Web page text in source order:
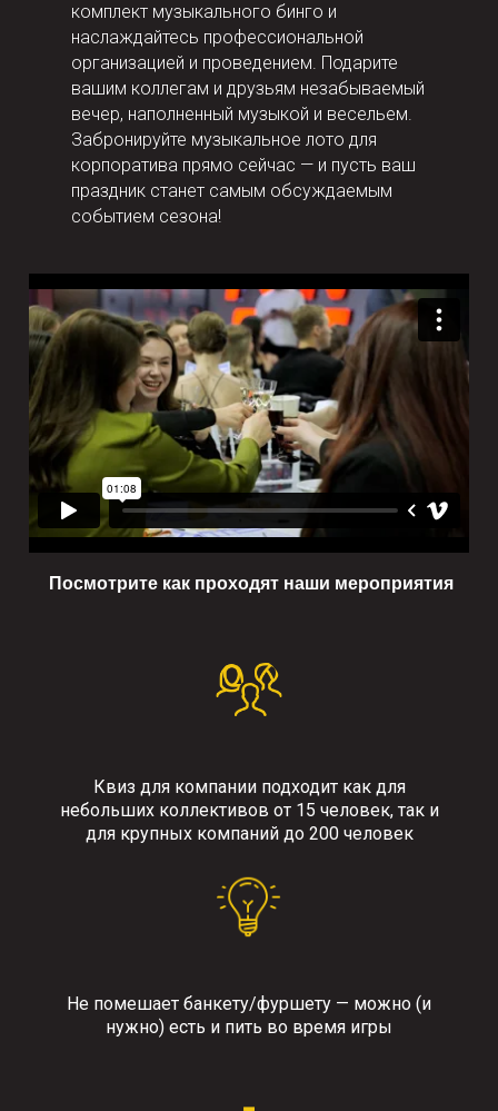
комплект музыкального бинго и
наслаждайтесь профессиональной
организацией и проведением. Подарите
вашим коллегам и друзьям незабываемый
вечер, наполненный музыкой и весельем.
Забронируйте музыкальное лото для
корпоратива прямо сейчас — и пусть ваш
праздник станет самым обсуждаемым
событием сезона!
Посмотрите как проходят наши мероприятия
Квиз для компании подходит как для
небольших коллективов от 15 человек, так и
для крупных компаний до 200 человек
Не помешает банкету/фуршету — можно (и
нужно) есть и пить во время игры